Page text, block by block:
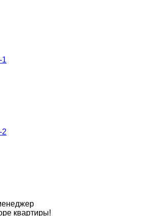
1
2
квартиры!